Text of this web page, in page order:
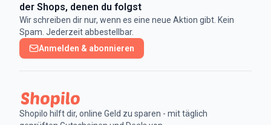
der Shops, denen du folgst
Wir schreiben dir nur, wenn es eine neue Aktion gibt. Kein
Spam. Jederzeit abbestellbar.
Anmelden & abonnieren
Shopilo hilft dir, online Geld zu sparen - mit täglich